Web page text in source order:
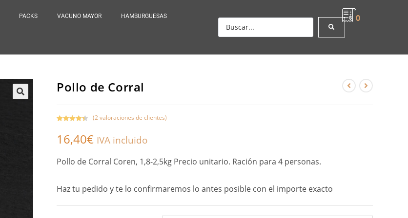
PACKS VACUNO MAYOR HAMBURGUESAS 0
Pollo de Corral
con4.50de
5 en base
valoracione
(2valoraciones de clientes)
16,40€ IVA incluido
Pollo de Corral Coren, 1,8-2,5kg Precio unitario. Ración para 4 personas.
Haz tu pedido y te lo confirmaremos lo antes posible con el importe exacto